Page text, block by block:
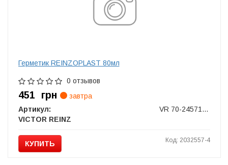
Герметик REINZOPLAST 80мл
0 отзывов
451 грн
завтра
Артикул:
VR 70-24571-20
VICTOR REINZ
КУПИТЬ Код: 2032557-4